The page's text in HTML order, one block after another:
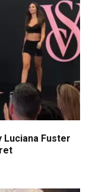
Luciana Fuster